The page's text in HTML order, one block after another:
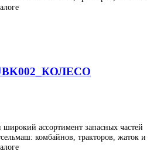
ассортимент запасных частей
комбайнов, тракторов, жаток и